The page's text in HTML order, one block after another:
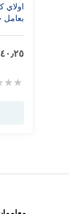
اولاي
بعامل
٤٠٫٢٥